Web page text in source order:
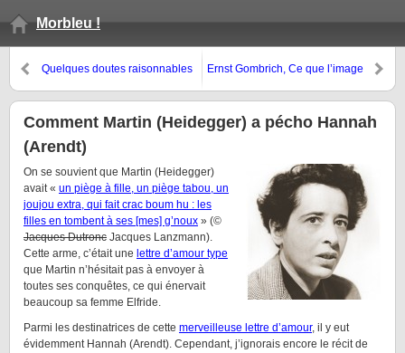
Morbleu !
Quelques doutes raisonnables
Ernst Gombrich, Ce que l’image
Comment Martin (Heidegger) a pécho Hannah
(Arendt)
On se souvient que Martin (Heidegger)
avait « un piège à fille, un piège tabou, un
joujou extra, qui fait crac boum hu : les
filles en tombent à ses [mes] g’noux » (©
Jacques Dutronc Jacques Lanzmann).
Cette arme, c’était une lettre d’amour type
que Martin n’hésitait pas à envoyer à
toutes ses conquêtes, ce qui énervait
beaucoup sa femme Elfride.
Parmi les destinatrices de cette merveilleuse lettre d’amour, il y eut
évidemment Hannah (Arendt). Cependant, j’ignorais encore le récit de